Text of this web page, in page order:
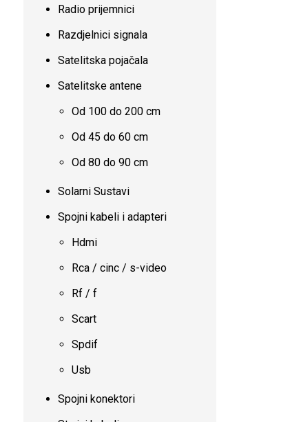
Radio prijemnici
Razdjelnici signala
Satelitska pojačala
Satelitske antene
Od 100 do 200 cm
Od 45 do 60 cm
Od 80 do 90 cm
Solarni Sustavi
Spojni kabeli i adapteri
Hdmi
Rca / cinc / s-video
Rf / f
Scart
Spdif
Usb
Spojni konektori